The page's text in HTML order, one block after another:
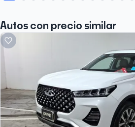
Autos con precio similar